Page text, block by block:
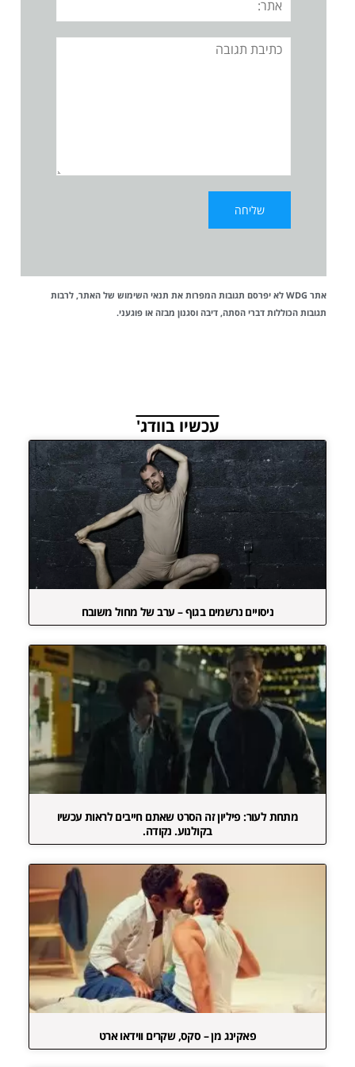
תגובה
אתר WDG לא יפרסם תגובות המפרות את תנאי השימוש של האתר, לרבות
תגובות הכוללות דברי הסתה, דיבה וסגנון מבזה או פוגעני.
עכשיו בוודג'
ניסויים נרשמים בגוף – ערב של מחול משובח
מתחת לעור: פיליון זה הסרט שאתם חייבים לראות עכשיו
בקולנוע. נקודה.
פאקינג מן – סקס, שקרים ווידאו ארט